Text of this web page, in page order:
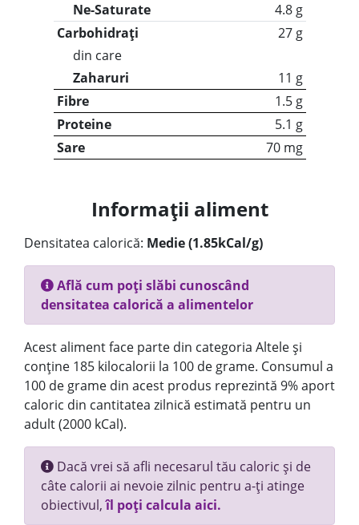
Ne-Saturate
4.8 g
Carbohidrați
27 g
din care
Zaharuri
11 g
Fibre
1.5 g
Proteine
5.1 g
Sare
70 mg
Informații aliment
Densitatea calorică: Medie (1.85kCal/g)
Află cum poți slăbi cunoscând
densitatea calorică a alimentelor
Acest aliment face parte din categoria Altele și
conține 185 kilocalorii la 100 de grame. Consumul a
100 de grame din acest produs reprezintă 9% aport
caloric din cantitatea zilnică estimată pentru un
adult (2000 kCal).
Dacă vrei să afli necesarul tău caloric și de
câte calorii ai nevoie zilnic pentru a-ți atinge
obiectivul,îl poți calcula aici.